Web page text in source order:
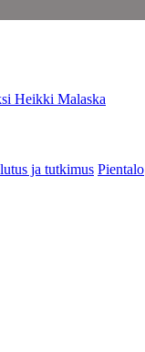
Heikki Malaska
ja tutkimus Pientalo